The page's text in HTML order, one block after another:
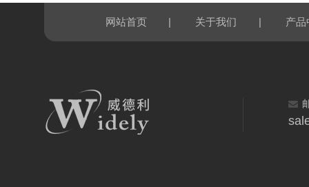
网站首页 | 关于我们 | 产品